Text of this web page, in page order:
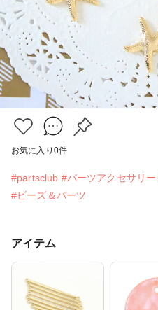
お気に入り 0件
#partsclub #パーツアクセサリー
#ビーズ＆パーツ
アイテム